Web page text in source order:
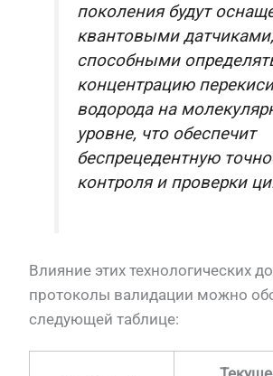
поколения будут
квантовыми датчиками,
способными
концентрацию
водорода на
уровне, что обеспечит
беспрецедентную
контроля и проверки
Влияние этих технологических
протоколы валидации можно
следующей таблице: